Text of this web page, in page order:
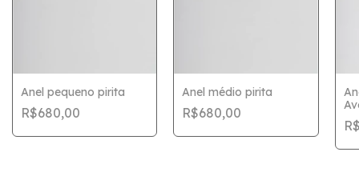
Anel pequeno pirita
R$680,00
Anel médio pirita
R$680,00